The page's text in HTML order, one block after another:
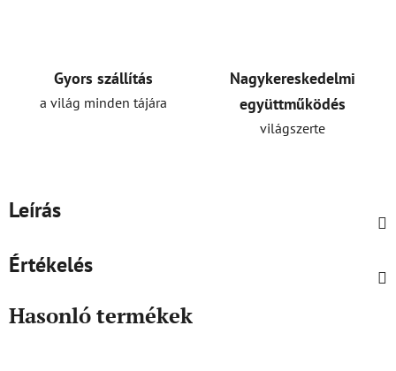
Gyors szállítás
a világ minden tájára
Nagykereskedelmi
együttműködés
világszerte
Leírás
Értékelés
Hasonló termékek